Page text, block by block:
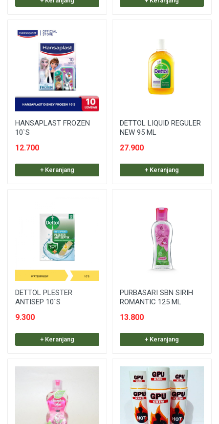
HANSAPLAST FROZEN
10`S
12.700
+ Keranjang
DETTOL LIQUID REGULER
NEW 95 ML
27.900
+ Keranjang
DETTOL PLESTER
ANTISEP 10`S
9.300
+ Keranjang
PURBASARI SBN SIRIH
ROMANTIC 125 ML
13.800
+ Keranjang